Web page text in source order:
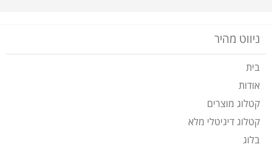
ניווט מהיר
בית
אודות
קטלוג מוצרים
קטלוג דיגיטלי מלא
בלוג